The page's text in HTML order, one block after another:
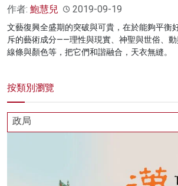
作者: 鮑慧兒 2019-09-19
文藝復興全盛期的突破與可貴，在於能夠平衡
斥的藝術成分——理性與現實、神聖與世俗、動
線條與顏色等，把它們和諧融合，天衣無縫。
按類別瀏覽
政局